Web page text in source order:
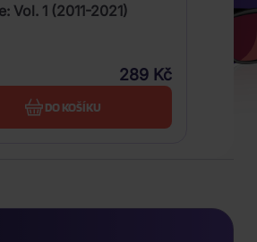
Vol. 1 (2011-2021)
289 Kč
DO KOŠÍKU